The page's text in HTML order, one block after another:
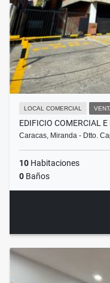
LOCAL COMERCIAL
EDIFICIO COMERCIAL
Caracas, Miranda - Dtto.
10 Habitaciones
0 Baños